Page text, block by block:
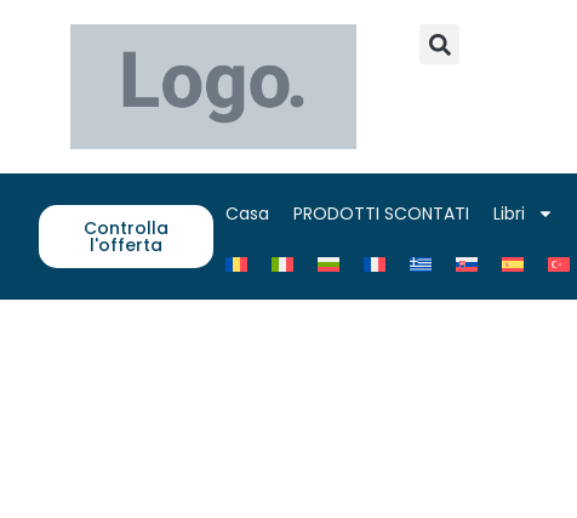
Controlla
l'offerta
Casa PRODOTTI SCONTATI Libri